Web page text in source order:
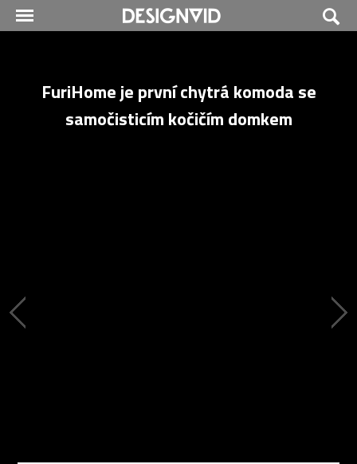
FuriHome je první chytrá komoda se
samočisticím kočičím domkem